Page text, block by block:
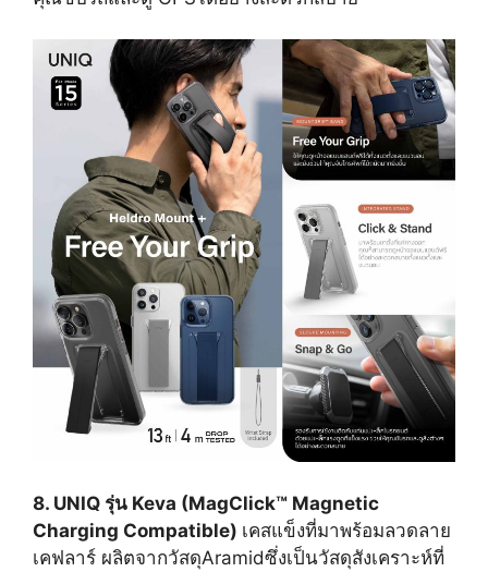
8. UNIQ รุ่น Keva (MagClick™ Magnetic
Charging Compatible) เคสแข็งที่มาพร้อมลวดลาย
เคฟลาร์ ผลิตจากวัสดุAramidซึ่งเป็นวัสดุสังเคราะห์ที่